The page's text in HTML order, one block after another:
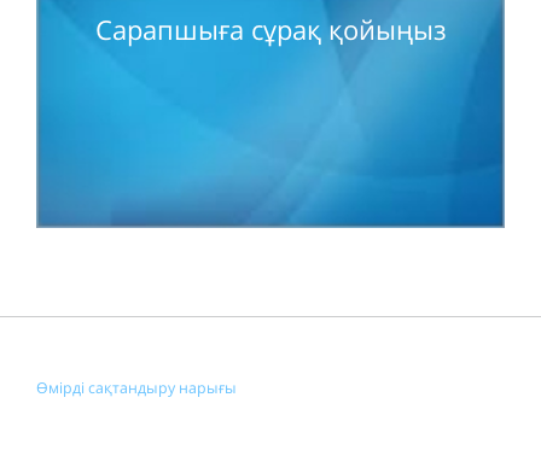
Сарапшыға сұрақ қойыңыз
Өмірді сақтандыру нарығы